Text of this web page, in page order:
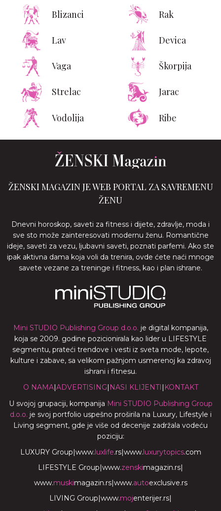
Blizanci Rak
Lav Devica
Vaga Škorpija
Strelac Jarac
Vodolija Ribe
ŽENSKI MAGAZIN JE WEB PORTAL ZA SAVREMENU
ŽENU
Dnevni horoskop, saveti za fitness i dijete, zdravlje, moda i
sve sto može zainteresovati modernu ženu. Romantične
ideje, saveti za vezu, ljubavni saveti, poznati parfemi. Ako ste
ipak aktivna dama koja voli da trenira, ovde ćete naći mnoge
savete vezane za treninge i fitness, kao i plan ishrane.
Mini STUDIO Publishing Group d.o.o. je digital kompanija,
koja se 2009. godine pozicionirala kao lider u LIFESTYLE
segmentu, prateći trendove i vesti iz sveta mode, lepote,
kulture i zabave, sa velikom pažnjom usmerenoj ka zdravoj
ishrani i fitnesu.
O NAMA|ADVERTISING| NASI KLIJENTI | KONTAKT
U svojoj grupaciji, kompanija Mini STUDIO Publishing Group
d.o.o. je svoj portfolio uspešno proširila na Luxury, Lifestyle i
Living segment, gde je više od decenije zadržala vodeću
poziciju:
LUXURY Group|www.luxlife.rs|www.luxurytopics.com
LIFESTYLE Group|www.zenskimagazin.rs|
www.muskimagazin.rs|www.autoexclusive.rs
LIVING Group|www.mojenterijer.rs|